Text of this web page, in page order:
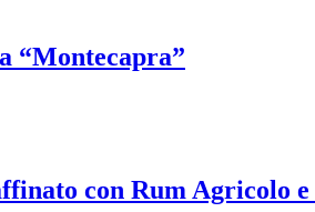
“Montecapra”
con Rum Agricolo